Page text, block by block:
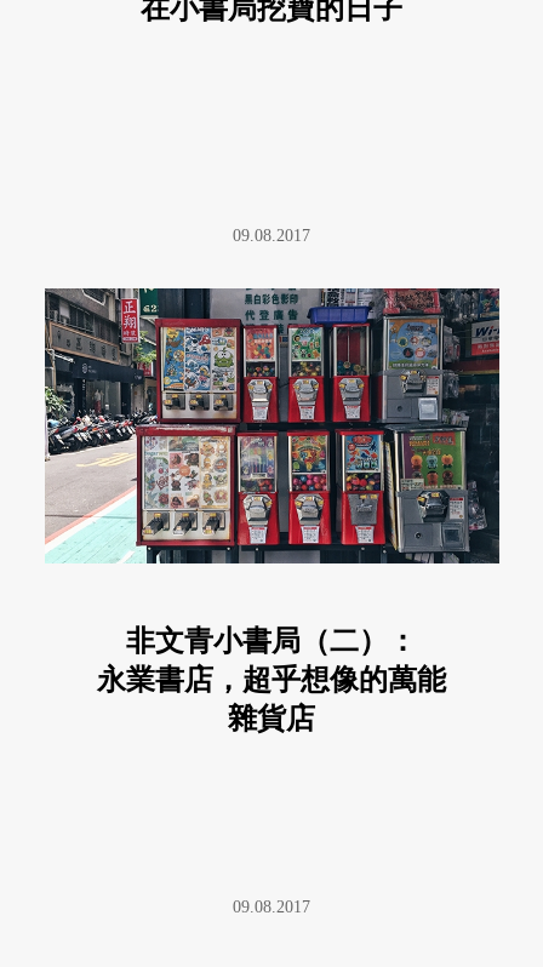
在小書局挖寶的日子
09.08.2017
非文青小書局（二）：
永業書店，超乎想像的萬能
雜貨店
09.08.2017